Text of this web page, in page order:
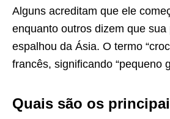
Alguns acreditam que ele
enquanto outros dizem que sua
espalhou da Ásia. O termo
francês, significando “pequeno
Quais são os